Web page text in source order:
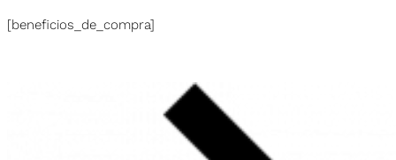
[beneficios_de_compra]